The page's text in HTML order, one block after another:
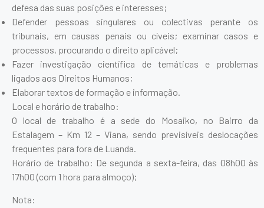
defesa das suas posições e interesses;
Defender pessoas singulares ou colectivas perante os
tribunais, em causas penais ou cíveis; examinar casos e
processos, procurando o direito aplicável;
Fazer investigação científica de temáticas e problemas
ligados aos Direitos Humanos;
Elaborar textos de formação e informação.
Local e horário de trabalho:
O local de trabalho é a sede do Mosaiko, no Bairro da
Estalagem – Km 12 – Viana, sendo previsíveis deslocações
frequentes para fora de Luanda.
Horário de trabalho: De segunda a sexta-feira, das 08h00 às
17h00 (com 1 hora para almoço);
Nota: